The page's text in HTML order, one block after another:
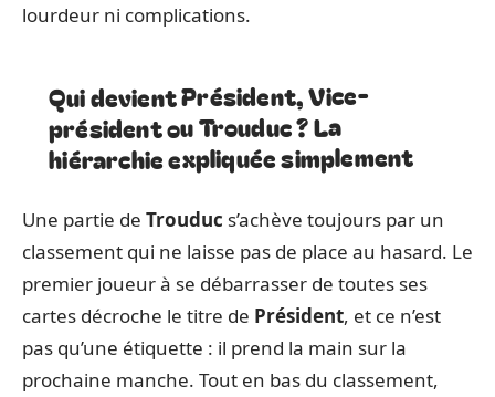
lourdeur ni complications.
Qui devient Président, Vice-
président ou Trouduc ? La
hiérarchie expliquée simplement
Une partie de Trouduc s’achève toujours par un
classement qui ne laisse pas de place au hasard. Le
premier joueur à se débarrasser de toutes ses
cartes décroche le titre de Président, et ce n’est
pas qu’une étiquette : il prend la main sur la
prochaine manche. Tout en bas du classement,